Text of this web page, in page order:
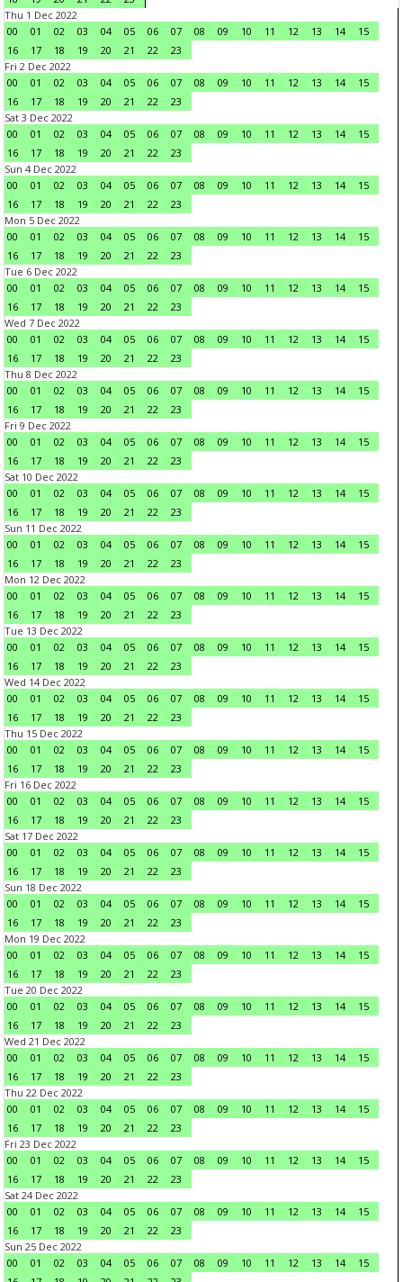
Thu 1 Dec 2022
00
01 02 03 04 05 06 07 08 09 10 11 12 13 14
15
16
17 18 19 20 21 22
23
Fri 2 Dec 2022
00
01 02 03 04 05 06 07 08 09 10 11 12 13 14
15
16
17 18 19 20 21 22
23
Sat 3 Dec 2022
00
01 02 03 04 05 06 07 08 09 10 11 12 13 14
15
16
17 18 19 20 21 22
23
Sun 4 Dec 2022
00
01 02 03 04 05 06 07 08 09 10 11 12 13 14
15
16
17 18 19 20 21 22
23
Mon 5 Dec 2022
00
01 02 03 04 05 06 07 08 09 10 11 12 13 14
15
16
17 18 19 20 21 22
23
Tue 6 Dec 2022
00
01 02 03 04 05 06 07 08 09 10 11 12 13 14
15
16
17 18 19 20 21 22
23
Wed 7 Dec 2022
00
01 02 03 04 05 06 07 08 09 10 11 12 13 14
15
16
17 18 19 20 21 22
23
Thu 8 Dec 2022
00
01 02 03 04 05 06 07 08 09 10 11 12 13 14
15
16
17 18 19 20 21 22
23
Fri 9 Dec 2022
00
01 02 03 04 05 06 07 08 09 10 11 12 13 14
15
16
17 18 19 20 21 22
23
Sat 10 Dec 2022
00
01 02 03 04 05 06 07 08 09 10 11 12 13 14
15
16
17 18 19 20 21 22
23
Sun 11 Dec 2022
00
01 02 03 04 05 06 07 08 09 10 11 12 13 14
15
16
17 18 19 20 21 22
23
Mon 12 Dec 2022
00
01 02 03 04 05 06 07 08 09 10 11 12 13 14
15
16
17 18 19 20 21 22
23
Tue 13 Dec 2022
00
01 02 03 04 05 06 07 08 09 10 11 12 13 14
15
16
17 18 19 20 21 22
23
Wed 14 Dec 2022
00
01 02 03 04 05 06 07 08 09 10 11 12 13 14
15
16
17 18 19 20 21 22
23
Thu 15 Dec 2022
00
01 02 03 04 05 06 07 08 09 10 11 12 13 14
15
16
17 18 19 20 21 22
23
Fri 16 Dec 2022
00
01 02 03 04 05 06 07 08 09 10 11 12 13 14
15
16
17 18 19 20 21 22
23
Sat 17 Dec 2022
00
01 02 03 04 05 06 07 08 09 10 11 12 13 14
15
16
17 18 19 20 21 22
23
Sun 18 Dec 2022
00
01 02 03 04 05 06 07 08 09 10 11 12 13 14
15
16
17 18 19 20 21 22
23
Mon 19 Dec 2022
00
01 02 03 04 05 06 07 08 09 10 11 12 13 14
15
16
17 18 19 20 21 22
23
Tue 20 Dec 2022
00
01 02 03 04 05 06 07 08 09 10 11 12 13 14
15
16
17 18 19 20 21 22
23
Wed 21 Dec 2022
00
01 02 03 04 05 06 07 08 09 10 11 12 13 14
15
16
17 18 19 20 21 22
23
Thu 22 Dec 2022
00
01 02 03 04 05 06 07 08 09 10 11 12 13 14
15
16
17 18 19 20 21 22
23
Fri 23 Dec 2022
00
01 02 03 04 05 06 07 08 09 10 11 12 13 14
15
16
17 18 19 20 21 22
23
Sat 24 Dec 2022
00
01 02 03 04 05 06 07 08 09 10 11 12 13 14
15
16
17 18 19 20 21 22
23
Sun 25 Dec 2022
00
01 02 03 04 05 06 07 08 09 10 11 12 13 14
15